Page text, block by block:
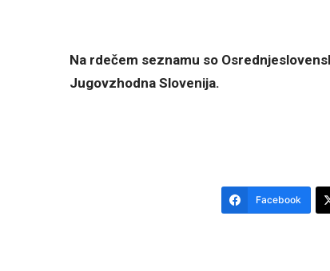
Na rdečem seznamu so
Jugovzhodna Slovenija.
Facebook